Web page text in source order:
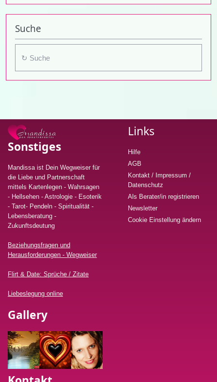
Suche
Sonstiges
Mandissa ist Dein Wegweiser für
die Liebe und Partnerschaft
mittels Kartenlegen - Wahrsagen
- Hellsehen - Astrologie - Esoterik
- Tarot- Pendeln - Spiritualität -
Lebensberatung -
Zukunftsdeutung
Beziehungsfragen und
Herausforderungen - Wegweiser
Flirt & Date: Sprüche / Zitate
Liebeslegung online
Links
Hilfe
AGB
Kontakt / Impressum /
Datenschutz
Als Berater/in registrieren
Newsletter
Cookie Einstellung ändern
Gallery